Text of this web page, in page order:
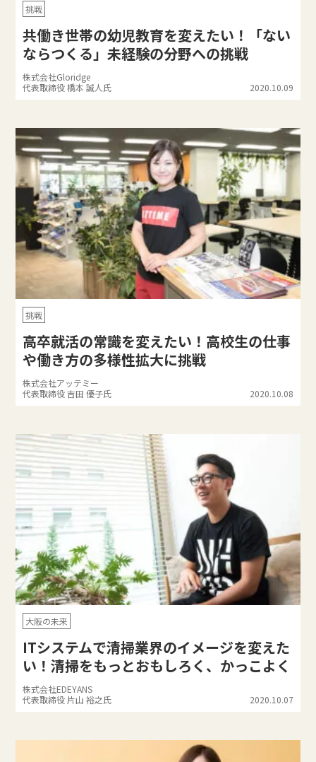
挑戦
共働き世帯の幼児教育を変えたい！「ない
ならつくる」未経験の分野への挑戦
株式会社Gloridge
代表取締役 橋本 誠人氏
2020.10.09
挑戦
高卒就活の常識を変えたい！高校生の仕事
や働き方の多様性拡大に挑戦
株式会社アッテミー
代表取締役 吉田 優子氏
2020.10.08
大阪の未来
ITシステムで清掃業界のイメージを変えた
い！清掃をもっとおもしろく、かっこよく
株式会社EDEYANS
代表取締役 片山 裕之氏
2020.10.07